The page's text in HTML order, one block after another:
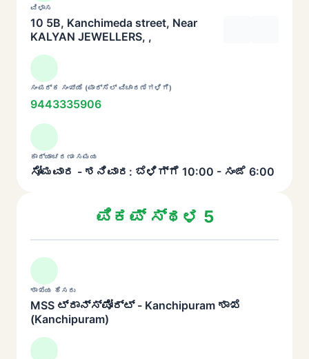
ವಿಳಾಸ
10 5B, Kanchimeda street, Near
KALYAN JEWELLERS, ,
ಸಂಪರ್ಕ ಸಂಖ್ಯೆ (ಪಾರ್ಸೆಲ್ ವಿಚಾರಣೆಗಳಿಗೆ)
9443335906
ಕಾರ್ಯಾಚರಣಾ ಸಮಯ
ಸೋಮವಾರ - ಶನಿವಾರ: ಬೆಳಿಗ್ಗೆ 10:00 - ಸಂಜೆ 6:00
ಪಿಕಪ್ ಸ್ಥಳ 5
ಶಾಖೆಯ ಹೆಸರು
MSS ಟ್ರಾನ್ಸ್‌ಪೋರ್ಟ್ - Kanchipuram ಶಾಖೆ
(Kanchipuram)